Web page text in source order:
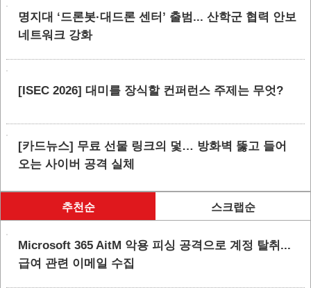
명지대 ‘드론봇·대드론 센터’ 출범... 산학군 협력 안보
네트워크 강화
[ISEC 2026] 대미를 장식할 컨퍼런스 주제는 무엇?
[카드뉴스] 무료 선물 링크의 덫… 방화벽 뚫고 들어
오는 사이버 공격 실체
추천순 스크랩순
Microsoft 365 AitM 악용 피싱 공격으로 계정 탈취...
급여 관련 이메일 수집